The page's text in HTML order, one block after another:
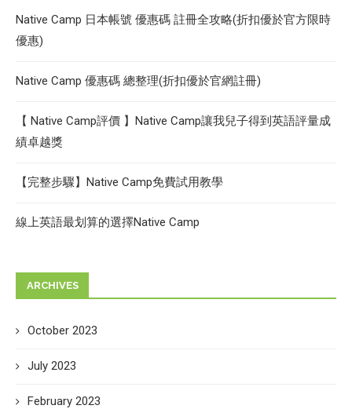
Native Camp 日本帳號 優惠碼 註冊全攻略(折扣優於官方限時
優惠)
Native Camp 優惠碼 總整理(折扣優於官網註冊)
【 Native Camp評價 】Native Camp讓我兒子得到英語評量成
績卓越獎
【完整步驟】Native Camp免費試用教學
線上英語最划算的選擇Native Camp
ARCHIVES
October 2023
July 2023
February 2023